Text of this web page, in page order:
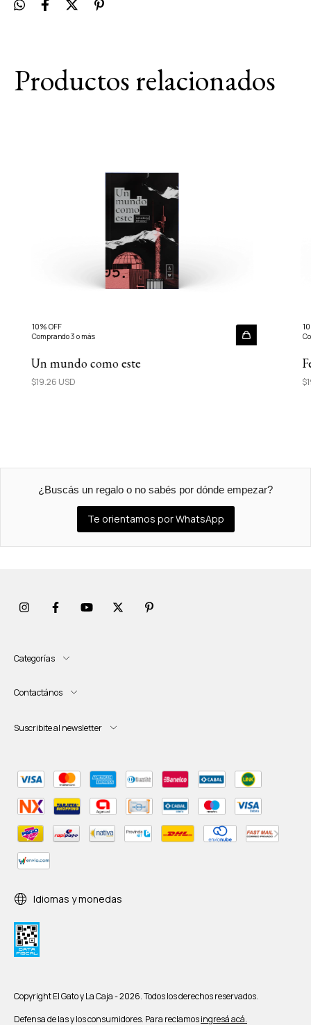
Productos relacionados
10% OFF
Comprando 3 o más
Un mundo como este
$19.26 USD
¿Buscás un regalo o no sabés por dónde empezar?
Te orientamos por WhatsApp
Categorías
Contactános
Suscribite al newsletter
Idiomas y monedas
Copyright El Gato y La Caja - 2026. Todos los derechos reservados.
Defensa de las y los consumidores. Para reclamosingresá acá.